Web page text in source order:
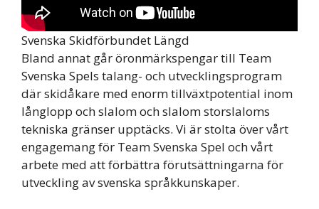
Svenska Skidförbundet Längd
Bland annat går öronmärkspengar till Team
Svenska Spels talang- och utvecklingsprogram
där skidåkare med enorm tillväxtpotential inom
långlopp och slalom och slalom storslaloms
tekniska gränser upptäcks. Vi är stolta över vårt
engagemang för Team Svenska Spel och vårt
arbete med att förbättra förutsättningarna för
utveckling av svenska språkkunskaper.